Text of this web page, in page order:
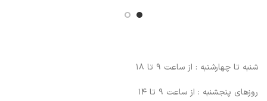
شنبه تا چهارشنبه : از ساعت 9 تا 18
روزهای پنجشنبه : از ساعت 9 تا 14